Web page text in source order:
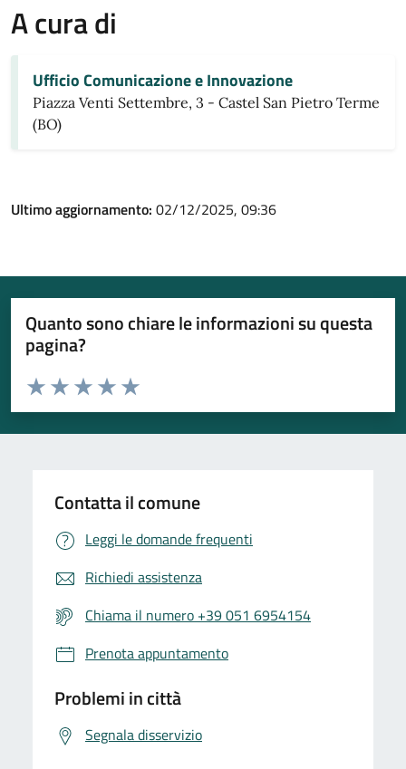
A cura di
Ufficio Comunicazione e Innovazione
Piazza Venti Settembre, 3 - Castel San Pietro Terme
(BO)
Ultimo aggiornamento: 02/12/2025, 09:36
Quanto sono chiare le informazioni su questa
pagina?
Valuta da 1 a 5 stelle la pagina
Valuta 5 stelle su 5
Valuta 4 stelle su 5
Valuta 3 stelle su 5
Valuta 2 stelle su 5
Valuta 1 stelle su 5
Contatta il comune
Leggi le domande frequenti
Richiedi assistenza
Chiama il numero +39 051 6954154
Prenota appuntamento
Problemi in città
Segnala disservizio